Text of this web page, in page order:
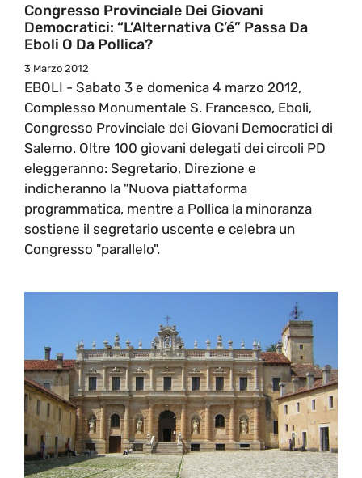
Congresso Provinciale Dei Giovani
Democratici: “L’Alternativa C’é” Passa Da
Eboli O Da Pollica?
3 Marzo 2012
EBOLI - Sabato 3 e domenica 4 marzo 2012,
Complesso Monumentale S. Francesco, Eboli,
Congresso Provinciale dei Giovani Democratici di
Salerno. Oltre 100 giovani delegati dei circoli PD
eleggeranno: Segretario, Direzione e
indicheranno la "Nuova piattaforma
programmatica, mentre a Pollica la minoranza
sostiene il segretario uscente e celebra un
Congresso "parallelo".